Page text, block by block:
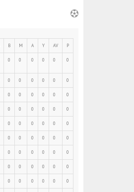
B M A Y AV P
0 0 0 0 0 0
0 0 0 0 0 0
0 0 0 0 0 0
0 0 0 0 0 0
0 0 0 0 0 0
0 0 0 0 0 0
0 0 0 0 0 0
0 0 0 0 0 0
0 0 0 0 0 0